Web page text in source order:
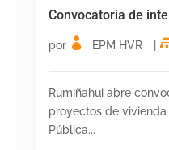
Convocatoria de
por EPM HVR
Rumiñahui abre
proyectos de vivienda
Pública...